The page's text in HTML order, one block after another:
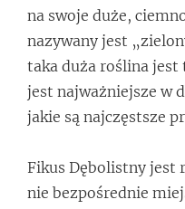
na swoje duże,
nazywany jest
taka duża roślina jest
jest najważniejsze w
jakie są najczęstsze
Fikus Dębolistny jest
nie bezpośrednie